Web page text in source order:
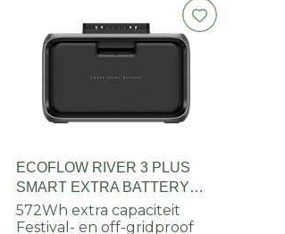
ECOFLOW RIVER 3 PLUS
SMART EXTRA BATTERY
EB600 (572WH)
572Wh extra capaciteit
Festival- en off-gridproof